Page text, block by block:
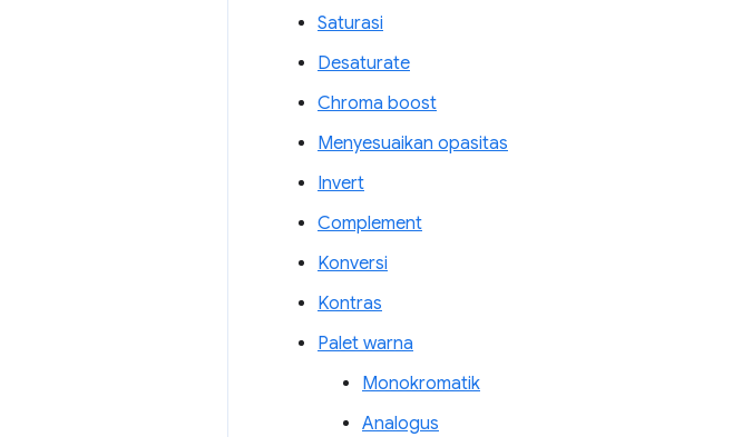
Saturasi
Desaturate
Chroma boost
Menyesuaikan opasitas
Invert
Complement
Konversi
Kontras
Palet warna
Monokromatik
Analogus